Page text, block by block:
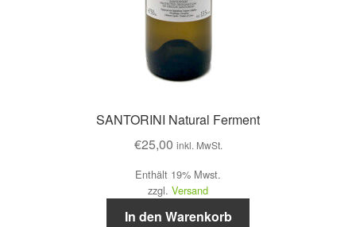
SANTORINI Natural Ferment
€25,00 inkl. MwSt.
Enthält 19% Mwst.
zzgl. Versand
In den Warenkorb